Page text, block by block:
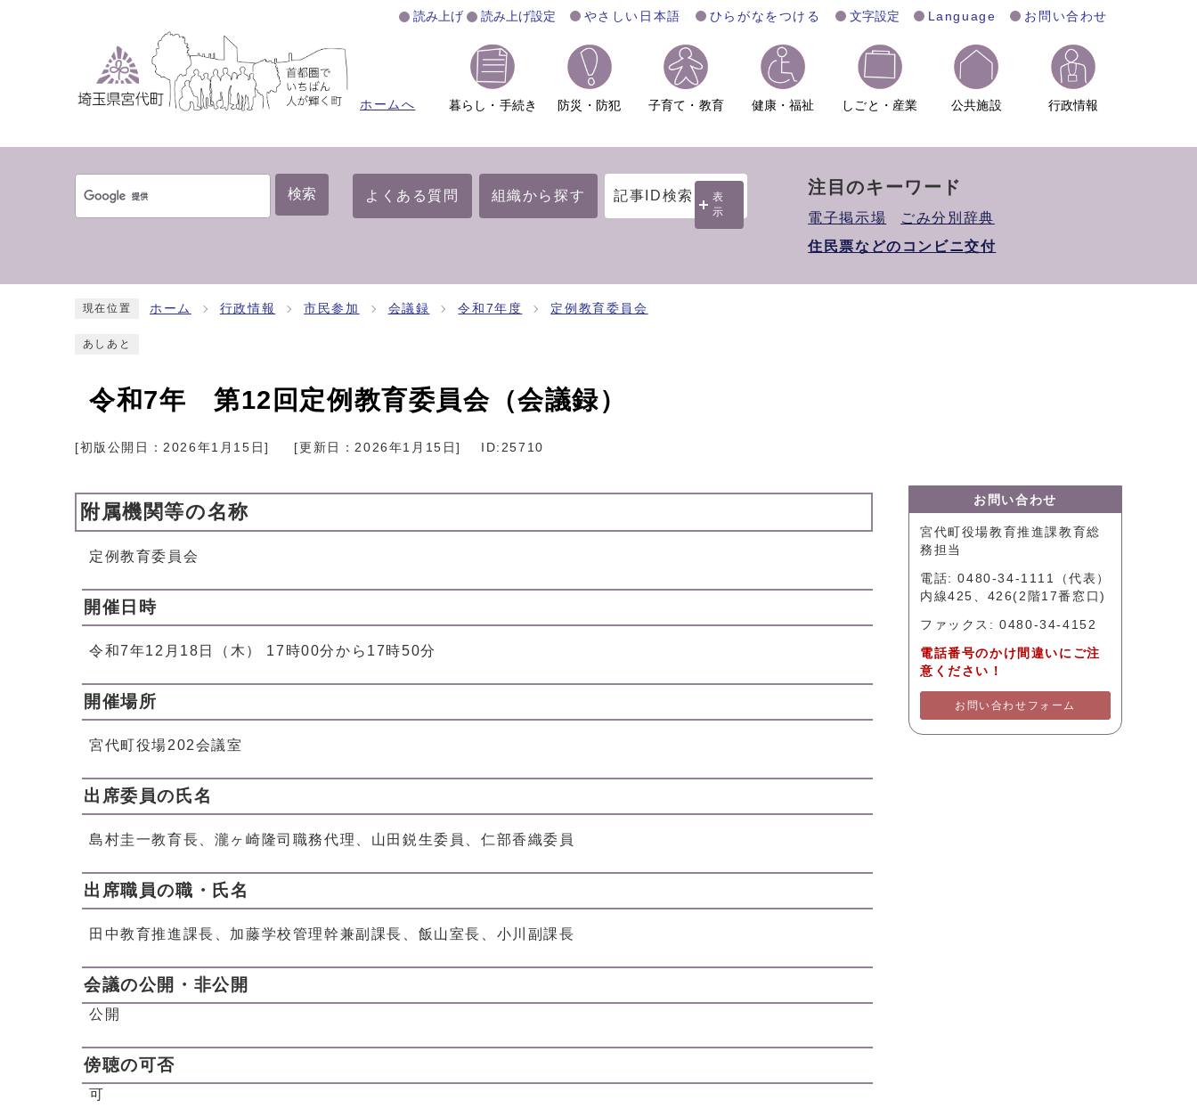
読み上げ 読み上げ設定 やさしい日本語 ひらがなをつける 文字設定 Language お問い合わせ
ホームへ 暮らし・手続き 防災・防犯 子育て・教育 健康・福祉 しごと・産業 公共施設 行政情報
検索 よくある質問 組織から探す 記事ID検索
表
示
注目のキーワード
電子掲示場
ごみ分別辞典
住民票などのコンビニ交付
現在位置 ホーム 行政情報 市民参加 会議録 令和7年度 定例教育委員会
あしあと
令和7年 第12回定例教育委員会（会議録）
[初版公開日：2026年1月15日] [更新日：2026年1月15日] ID:25710
附属機関等の名称
定例教育委員会
開催日時
令和7年12月18日（木） 17時00分から17時50分
開催場所
宮代町役場202会議室
出席委員の氏名
島村圭一教育長、瀧ヶ崎隆司職務代理、山田鋭生委員、仁部香織委員
出席職員の職・氏名
田中教育推進課長、加藤学校管理幹兼副課長、飯山室長、小川副課長
会議の公開・非公開
公開
傍聴の可否
可
お問い合わせ
宮代町役場教育推進課教育総
務担当
電話: 0480-34-1111（代表）
内線425、426(2階17番窓口)
ファックス: 0480-34-4152
電話番号のかけ間違いにご注
意ください！
お問い合わせフォーム